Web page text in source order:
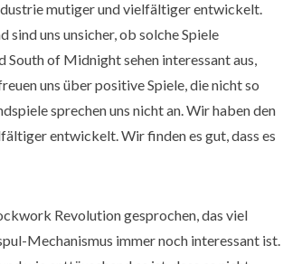
mutiger und vielfältiger entwickelt.
uns unsicher, ob solche Spiele
South of Midnight sehen interessant aus,
uns über positive Spiele, die nicht so
sprechen uns nicht an. Wir haben den
entwickelt. Wir finden es gut, dass es
Revolution gesprochen, das viel
Mechanismus immer noch interessant ist.